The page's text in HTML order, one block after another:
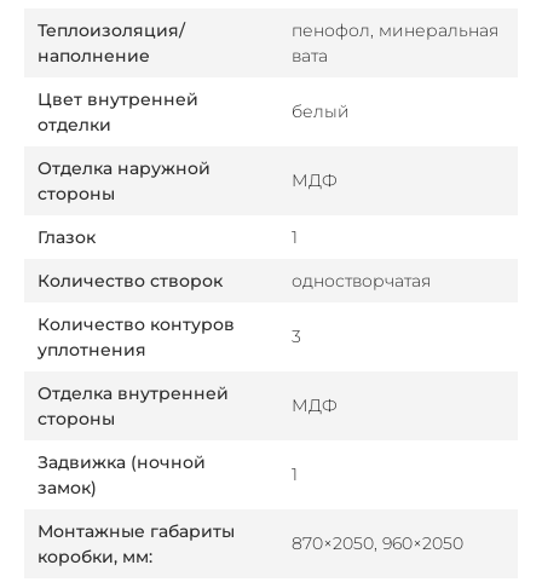
Теплоизоляция/
наполнение
пенофол, минеральная
вата
Цвет внутренней
отделки
белый
Отделка наружной
стороны
МДФ
Глазок
1
Количество створок
одностворчатая
Количество контуров
уплотнения
3
Отделка внутренней
стороны
МДФ
Задвижка (ночной
замок)
1
Монтажные габариты
коробки, мм:
870×2050, 960×2050